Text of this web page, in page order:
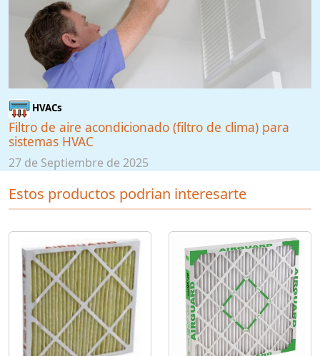
HVACs
Filtro de aire acondicionado (filtro de clima) para
sistemas HVAC
27 de Septiembre de 2025
Estos productos podrian interesarte